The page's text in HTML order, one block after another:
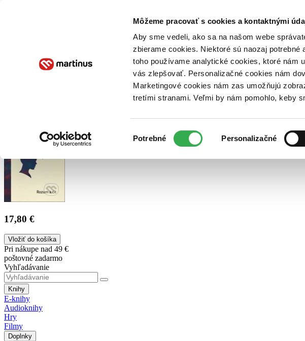
Môžeme pracovať s cookies a kontaktnými
Aby sme vedeli, ako sa na našom webe
zbierame cookies. Niektoré sú naozaj
toho používame analytické cookies, ktoré nám
vás zlepšovať. Personalizačné cookies nám
Marketingové cookies nám zas umožňujú
tretími stranami. Veľmi by nám pomohlo, keby
súhlasu
Potrebné Personalizačné
Poukážky Kontakt
17,80 €
Vložiť do košíka
Pri nákupe nad 49 €
poštovné zadarmo
Vyhľadávanie
Knihy
E-knihy
Audioknihy
Hry
Filmy
Doplnky